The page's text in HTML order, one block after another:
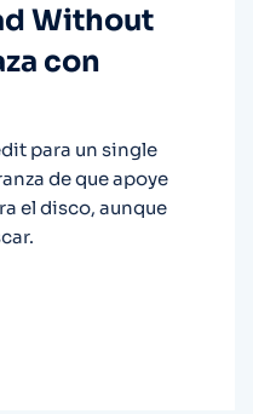
Without
con
para un single
de que apoye
el disco, aunque